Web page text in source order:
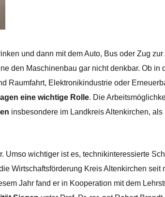
und dann mit dem Auto, Bus oder Zug
den Maschinenbau gar nicht denkbar. Ob in
Raumfahrt, Elektronikindustrie oder
eine wichtige Rolle. Die
insbesondere im Landkreis Altenkirchen,
Umso wichtiger ist es, technikinteressierte
Wirtschaftsförderung Kreis Altenkirchen seit
Jahr fand er in Kooperation mit dem